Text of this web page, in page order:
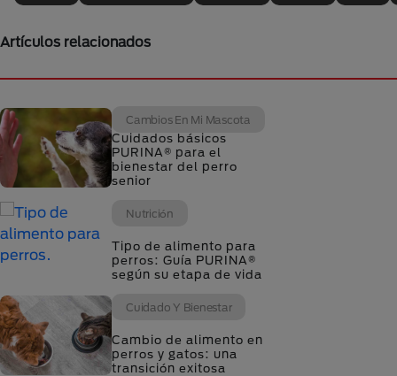
Artículos relacionados
Cambios En Mi Mascota
Cuidados básicos
PURINA® para el
bienestar del perro
senior
Nutrición
Tipo de alimento para
perros: Guía PURINA®
según su etapa de vida
Cuidado Y Bienestar
Cambio de alimento en
perros y gatos: una
transición exitosa